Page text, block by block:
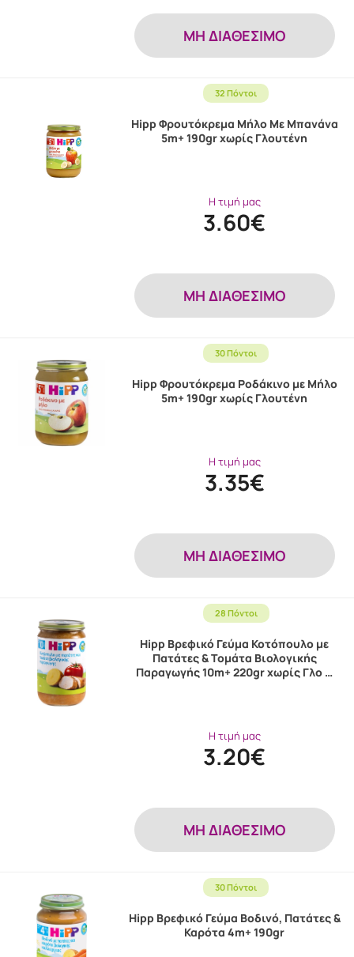
MH ΔΙΑΘΕΣΙΜΟ
32 Πόντοι
Hipp Φρουτόκρεμα Μήλο Με Μπανάνα
5m+ 190gr χωρίς Γλουτένη
Η τιμή μας
3.60€
MH ΔΙΑΘΕΣΙΜΟ
30 Πόντοι
Hipp Φρουτόκρεμα Ροδάκινο με Μήλο
5m+ 190gr χωρίς Γλουτένη
Η τιμή μας
3.35€
MH ΔΙΑΘΕΣΙΜΟ
28 Πόντοι
Hipp Βρεφικό Γεύμα Κοτόπουλο με
Πατάτες & Τομάτα Βιολογικής
Παραγωγής 10m+ 220gr χωρίς Γλο …
Η τιμή μας
3.20€
MH ΔΙΑΘΕΣΙΜΟ
30 Πόντοι
Hipp Βρεφικό Γεύμα Βοδινό, Πατάτες &
Καρότα 4m+ 190gr